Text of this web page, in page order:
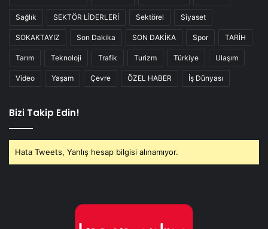
Sağlık SEKTÖR LİDERLERİ Sektörel Siyaset
SOKAKTAYIZ Son Dakika SON DAKİKA Spor TARİH
Tarım Teknoloji Trafik Turizm Türkiye Ulaşım
Video Yaşam Çevre ÖZEL HABER İş Dünyası
Bizi Takip Edin!
Hata Tweets, Yanlış hesap bilgisi alınamıyor.